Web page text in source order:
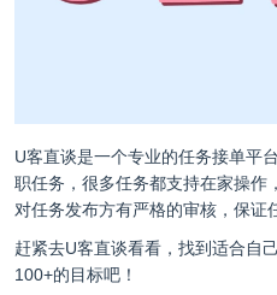
U客直谈是一个专业的任务接单平
职任务，很多任务都支持在家操作
对任务发布方有严格的审核，保证
赶紧去U客直谈看看，找到适合自
100+的目标吧！